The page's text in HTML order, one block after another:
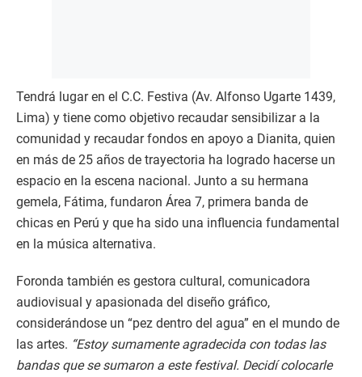
Tendrá lugar en el C.C. Festiva (Av. Alfonso Ugarte 1439,
Lima) y tiene como objetivo recaudar sensibilizar a la
comunidad y recaudar fondos en apoyo a Dianita, quien
en más de 25 años de trayectoria ha logrado hacerse un
espacio en la escena nacional. Junto a su hermana
gemela, Fátima, fundaron Área 7, primera banda de
chicas en Perú y que ha sido una influencia fundamental
en la música alternativa.
Foronda también es gestora cultural, comunicadora
audiovisual y apasionada del diseño gráfico,
considerándose un “pez dentro del agua” en el mundo de
las artes. “Estoy sumamente agradecida con todas las
bandas que se sumaron a este festival. Decidí colocarle